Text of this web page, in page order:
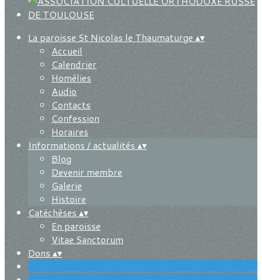
La paroisse St Nicolas le Thaumaturge▴▾
Accueil
Calendrier
Homélies
Audio
Contacts
Confession
Horaires
Informations / actualités ▴▾
Blog
Devenir membre
Galerie
Histoire
Catéchèses▴▾
En paroisse
Vitae Sanctorum
Dons▴▾